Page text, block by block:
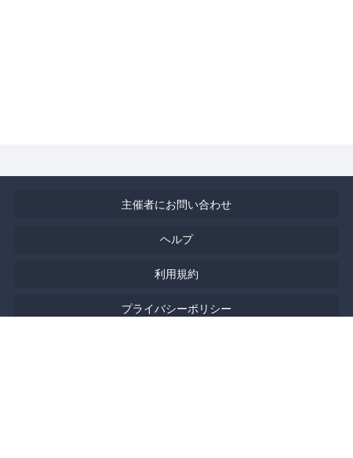
主催者にお問い合わせ
ヘルプ
利用規約
プライバシーポリシー